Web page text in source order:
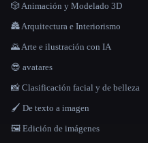
🎲 Animación y Modelado 3D
🏯 Arquitectura e Interiorismo
🌄 Arte e ilustración con IA
😎 avatares
📸 Clasificación facial y de belleza
🖌️ De texto a imagen
🖼️ Edición de imágenes